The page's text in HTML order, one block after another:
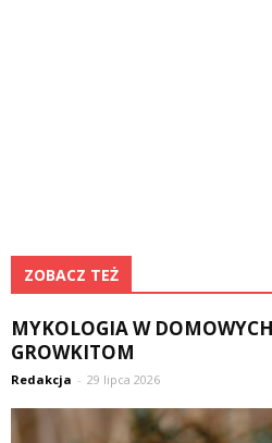
ZOBACZ TEŻ
MYKOLOGIA W
GROWKITOM
Redakcja - 29 lipca 2026